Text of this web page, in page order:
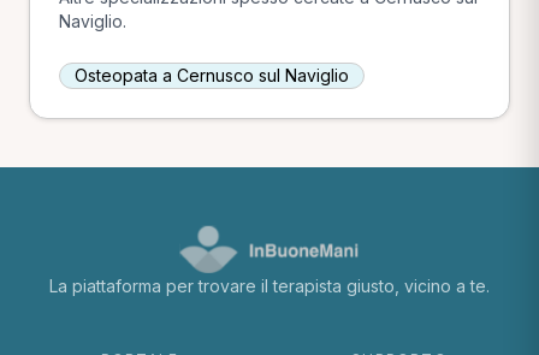
Naviglio.
Osteopata a Cernusco sul Naviglio
La piattaforma per trovare il terapista giusto, vicino a te.